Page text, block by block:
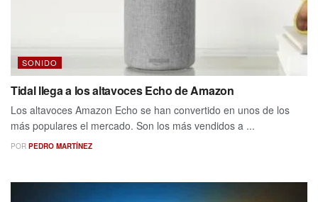
SONIDO
Tidal llega a los altavoces Echo de Amazon
Los altavoces Amazon Echo se han convertido en unos de los
más populares el mercado. Son los más vendidos a ...
POR PEDRO MARTÍNEZ